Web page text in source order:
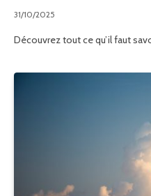
31/10/2025
Découvrez tout ce qu’il faut